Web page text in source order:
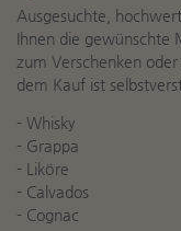
Ausgesuchte,
Ihnen die gewünschte
zum Verschenken
dem Kauf ist
- Whisky
- Grappa
- Liköre
- Calvados
- Cognac